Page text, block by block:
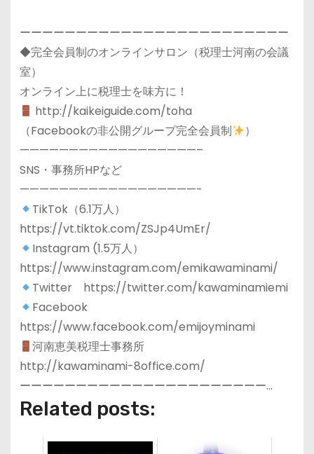
ーーーーーーーーーーーーーーーーーーーーーーーー
◆完全会員制のオンラインサロン（税理士河南の会議
室）
オンライン上に税理士を味方に！
http://kaikeiguide.com/toha
（Facebookの非公開グループ完全会員制
）
——————————————————–
SNS・事務所HPなど
——————————————————-
TikTok（6.1万人）
https://vt.tiktok.com/ZSJp4UmEr/
Instagram (1.5万人）
https://www.instagram.com/emikawaminami/
Twitter https://twitter.com/kawaminamiemi
Facebook
https://www.facebook.com/emijoyminami
河南恵美税理士事務所
http://kawaminami-8office.com/
ーーーーーーーーーーーーーーーーーーーーーー…
Related posts: